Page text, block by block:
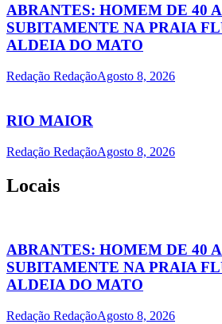
ABRANTES: HOMEM DE 40
SUBITAMENTE NA PRAIA
ALDEIA DO MATO
Redação RedaçãoAgosto 8, 2026
RIO MAIOR
Redação RedaçãoAgosto 8, 2026
Locais
ABRANTES: HOMEM DE 40
SUBITAMENTE NA PRAIA
ALDEIA DO MATO
Redação RedaçãoAgosto 8, 2026